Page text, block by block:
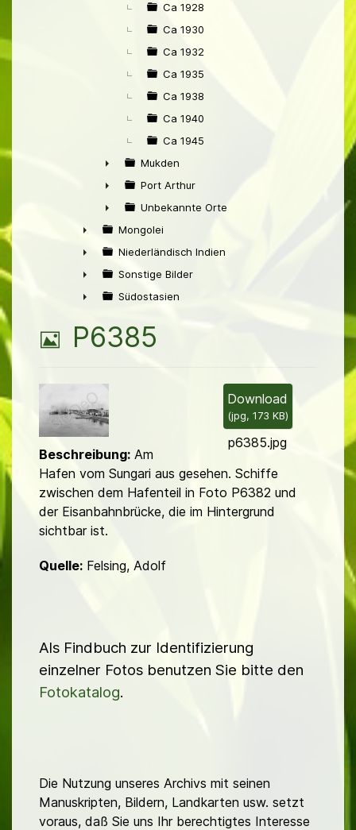
Ca 1928
Ca 1930
Ca 1932
Ca 1935
Ca 1938
Ca 1940
Ca 1945
►
Mukden
►
Port Arthur
►
Unbekannte Orte
►
Mongolei
►
Niederländisch Indien
►
Sonstige Bilder
Südostasien
B
l
d
P6385
Download
(jpg, 173 KB)
p6385.jpg
Beschreibung: Am
Hafen vom Sungari aus gesehen. Schiffe
zwischen dem Hafenteil in Foto P6382 und
der Eisanbahnbrücke, die im Hintergrund
sichtbar ist.
Quelle: Felsing, Adolf
Als Findbuch zur Identifizierung
einzelner Fotos benutzen Sie bitte den
Fotokatalog.
Die Nutzung unseres Archivs mit seinen
Manuskripten, Bildern, Landkarten usw. setzt
voraus, daß Sie uns Ihr berechtigtes Interesse